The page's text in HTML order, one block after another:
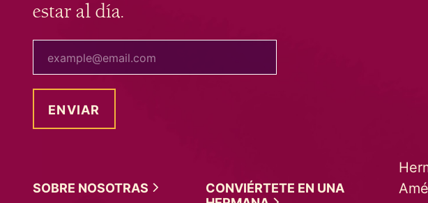
estar al día.
SOBRE NOSOTRAS
CONVIÉRTETE EN UNA